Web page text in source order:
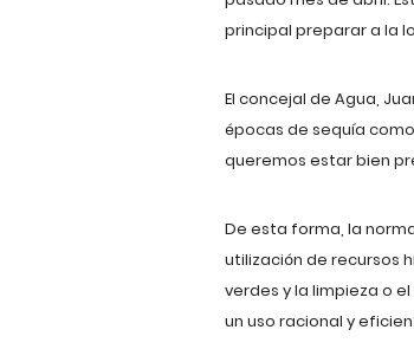
principal preparar a la
El concejal de Agua,
épocas de sequía
queremos estar bien
De esta forma, la
utilización de recursos
verdes y la limpieza o
un uso racional y